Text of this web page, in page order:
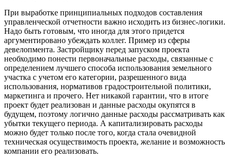
При выработке принципиальных подходов составления
управленческой отчетности важно исходить из бизнес-логики.
Надо быть готовым, что иногда для этого придется
аргументировано убеждать коллег. Пример из сферы
девелопмента. Застройщику перед запуском проекта
необходимо понести первоначальные расходы, связанные с
определением лучшего способа использования земельного
участка с учетом его категории, разрешенного вида
использования, нормативов градостроительной политики,
маркетинга и прочего. Нет никакой гарантии, что в итоге
проект будет реализован и данные расходы окупятся в
будущем, поэтому логично данные расходы рассматривать как
убытки текущего периода. А капитализировать расходы
можно будет только после того, когда стала очевидной
техническая осуществимость проекта, желание и возможность
компании его реализовать.